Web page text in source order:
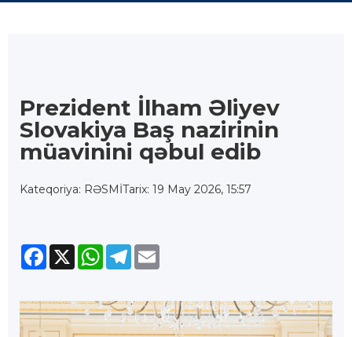
Prezident İlham Əliyev
Slovakiya Baş nazirinin
müavinini qəbul edib
Kateqoriya: RƏSMİTarix: 19 May 2026, 15:57
Facebook
X WhatsApp
Telegram